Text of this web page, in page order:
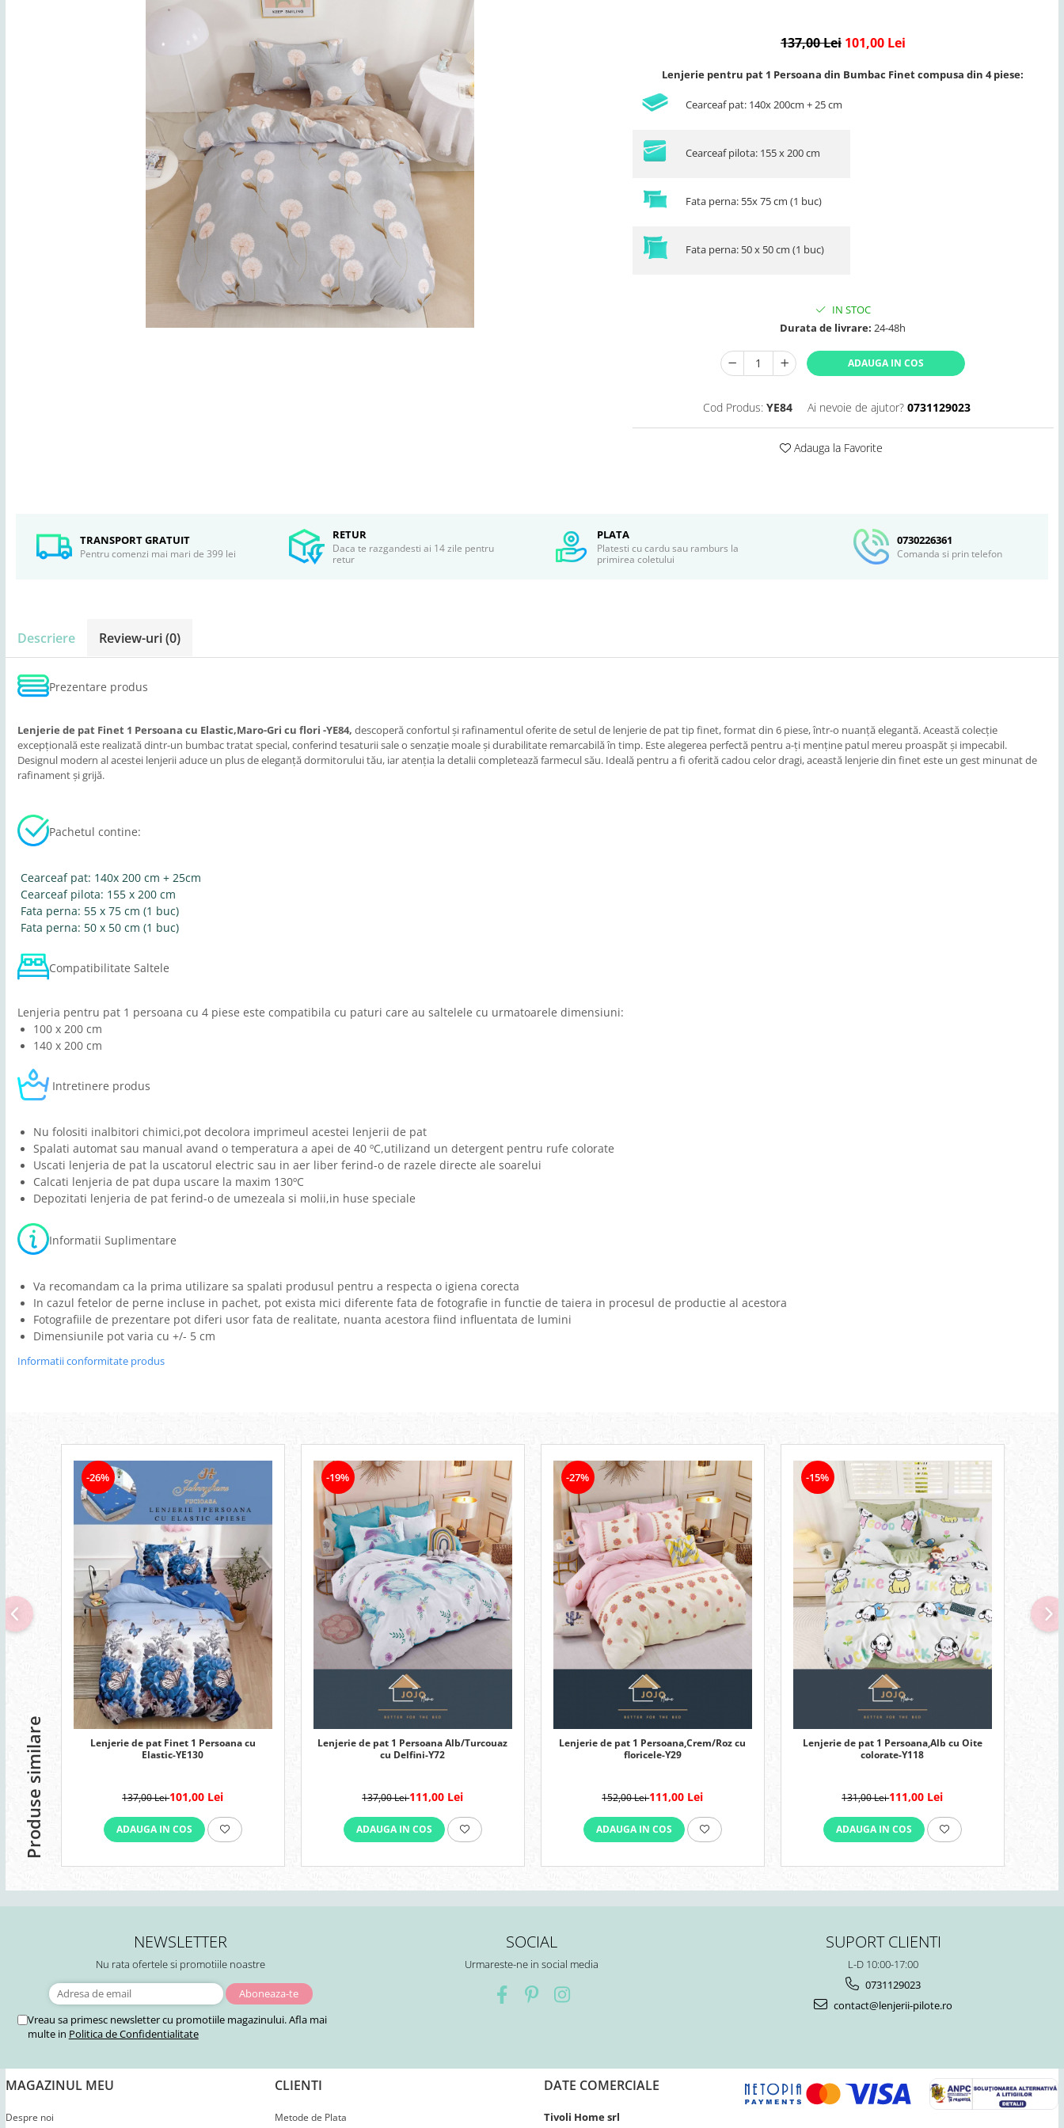
Lenjerii de pat Finet + 2 Draperii
137,00 Lei 101,00 Lei
Lenjerie pentru pat 1 Persoana din Bumbac Finet compusa din 4 piese:
Cearceaf pat: 140x 200cm + 25 cm
Cearceaf pilota: 155 x 200 cm
Fata perna: 55x 75 cm (1 buc)
Fata perna: 50 x 50 cm (1 buc)
IN STOC
Durata de livrare: 24-48h
ADAUGA IN COS
Cod Produs: YE84 Ai nevoie de ajutor? 0731129023
Adauga la Favorite
TRANSPORT GRATUIT
Pentru comenzi mai mari de 399 lei
RETUR
Daca te razgandesti ai 14 zile pentru
retur
PLATA
Platesti cu cardu sau ramburs la
primirea coletului
0730226361
Comanda si prin telefon
Descriere Review-uri(0)
Prezentare produs
Lenjerie de pat Finet 1 Persoana cu Elastic,Maro-Gri cu flori -YE84, descoperă confortul și rafinamentul oferite de setul de lenjerie de pat tip finet, format din 6 piese, într-o nuanță elegantă. Această colecție
excepțională este realizată dintr-un bumbac tratat special, conferind tesaturii sale o senzație moale și durabilitate remarcabilă în timp. Este alegerea perfectă pentru a-ți menține patul mereu proaspăt și impecabil.
Designul modern al acestei lenjerii aduce un plus de eleganță dormitorului tău, iar atenția la detalii completează farmecul său. Ideală pentru a fi oferită cadou celor dragi, această lenjerie din finet este un gest minunat de
rafinament și grijă.
Pachetul contine:
Cearceaf pat: 140x 200 cm + 25cm
Cearceaf pilota: 155 x 200 cm
Fata perna: 55 x 75 cm (1 buc)
Fata perna: 50 x 50 cm (1 buc)
Compatibilitate Saltele
Lenjeria pentru pat 1 persoana cu 4 piese este compatibila cu paturi care au saltelele cu urmatoarele dimensiuni:
100 x 200 cm
140 x 200 cm
Intretinere produs
Nu folositi inalbitori chimici,pot decolora imprimeul acestei lenjerii de pat
Spalati automat sau manual avand o temperatura a apei de 40 ºC,utilizand un detergent pentru rufe colorate
Uscati lenjeria de pat la uscatorul electric sau in aer liber ferind-o de razele directe ale soarelui
Calcati lenjeria de pat dupa uscare la maxim 130ºC
Depozitati lenjeria de pat ferind-o de umezeala si molii,in huse speciale
Informatii Suplimentare
Va recomandam ca la prima utilizare sa spalati produsul pentru a respecta o igiena corecta
In cazul fetelor de perne incluse in pachet, pot exista mici diferente fata de fotografie in functie de taiera in procesul de productie al acestora
Fotografiile de prezentare pot diferi usor fata de realitate, nuanta acestora fiind influentata de lumini
Dimensiunile pot varia cu +/- 5 cm
Informatii conformitate produs
Produse similare
-26%
Lenjerie de pat Finet 1 Persoana cu
Elastic-YE130
137,00 Lei101,00 Lei
ADAUGA IN COS
-19%
Lenjerie de pat 1 Persoana Alb/Turcouaz
cu Delfini-Y72
137,00 Lei111,00 Lei
ADAUGA IN COS
-27%
Lenjerie de pat 1 Persoana,Crem/Roz cu
floricele-Y29
152,00 Lei111,00 Lei
ADAUGA IN COS
-15%
Lenjerie de pat 1 Persoana,Alb cu Oite
colorate-Y118
131,00 Lei111,00 Lei
ADAUGA IN COS
-
NEWSLETTER
Nu rata ofertele si promotiile noastre
Vreau sa primesc newsletter cu promotiile magazinului. Afla mai
multe in Politica de Confidentialitate
SOCIAL
Urmareste-ne in social media
SUPORT CLIENTI
L-D 10:00-17:00
0731129023
contact@lenjerii-pilote.ro
MAGAZINUL MEU
Despre noi
CLIENTI
Metode de Plata
DATE COMERCIALE
Tivoli Home srl